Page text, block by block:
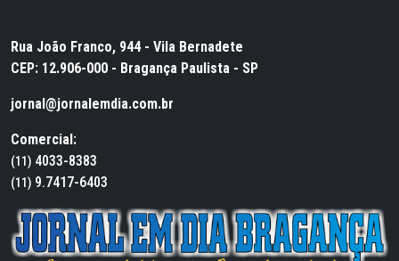
Rua João Franco, 944 - Vila Bernadete
CEP: 12.906-000 - Bragança Paulista - SP
jornal@jornalemdia.com.br
Comercial:
(11) 4033-8383
(11) 9.7417-6403